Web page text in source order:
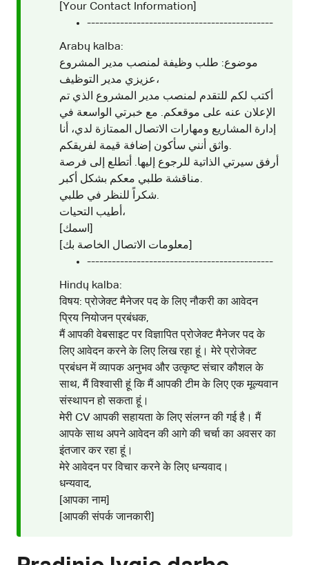
[Your Contact Information]
---------------------------------------------
Arabų kalba:
موضوع: طلب وظيفة لمنصب مدير المشروع
عزيزي مدير التوظيف،
أكتب لكم للتقدم لمنصب مدير المشروع الذي تم
الإعلان عنه على موقعكم. مع خبرتي الواسعة في
إدارة المشاريع ومهارات الاتصال الممتازة لدي، أنا
واثق أنني سأكون إضافة قيمة لفريقكم.
أرفق سيرتي الذاتية للرجوع إليها. أتطلع إلى فرصة
مناقشة طلبي معكم بشكل أكبر.
شكراً للنظر في طلبي.
أطيب التحيات،
---------------------------------------------
Hindų kalba:
विषय: प्रोजेक्ट मैनेजर पद के लिए नौकरी का आवेदन
प्रिय नियोजन प्रबंधक,
मैं आपकी वेबसाइट पर विज्ञापित प्रोजेक्ट मैनेजर पद के
लिए आवेदन करने के लिए लिख रहा हूं। मेरे प्रोजेक्ट
प्रबंधन में व्यापक अनुभव और उत्कृष्ट संचार कौशल के
साथ, मैं विश्वासी हूं कि मैं आपकी टीम के लिए एक मूल्यवान
संस्थापन हो सकता हूं।
मेरी CV आपकी सहायता के लिए संलग्न की गई है। मैं
आपके साथ अपने आवेदन की आगे की चर्चा का अवसर का
इंतजार कर रहा हूं।
मेरे आवेदन पर विचार करने के लिए धन्यवाद।
धन्यवाद,
[आपका नाम]
[आपकी संपर्क जानकारी]